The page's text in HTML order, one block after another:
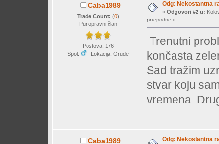
Caba1989
Trade Count: (0)
Punopravni član
Postova: 176
Spol:
Lokacija: Grude
Odg: Nekostantna
« Odgovori #2 u:
prijepodne »
Trenutni
končasta
Sad tražim
stvar koju
vremena.
Caba1989 Odg: Nekostantna